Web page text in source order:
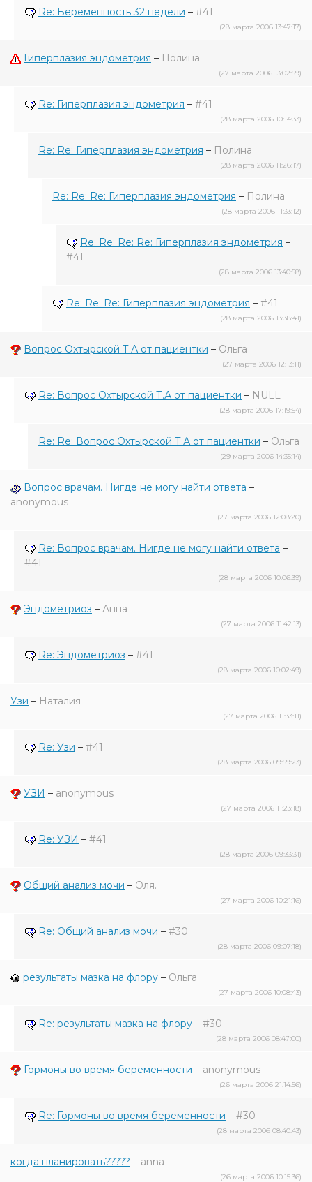
Re: Беременность 32 недели – #41
(28 марта 2006 13:47:17)
Гиперплазия эндометрия – Полина
(27 марта 2006 13:02:59)
Re: Гиперплазия эндометрия – #41
(28 марта 2006 10:14:33)
Re: Re: Гиперплазия эндометрия – Полина
(28 марта 2006 11:26:17)
Re: Re: Re: Гиперплазия эндометрия – Полина
(28 марта 2006 11:33:12)
Re: Re: Re: Re: Гиперплазия эндометрия –
#41
(28 марта 2006 13:40:58)
Re: Re: Re: Гиперплазия эндометрия – #41
(28 марта 2006 13:38:41)
Вопрос Охтырской Т.А от пациентки – Ольга
(27 марта 2006 12:13:11)
Re: Вопрос Охтырской Т.А от пациентки – NULL
(28 марта 2006 17:19:54)
Re: Re: Вопрос Охтырской Т.А от пациентки – Ольга
(29 марта 2006 14:35:14)
Вопрос врачам. Нигде не могу найти ответа –
anonymous
(27 марта 2006 12:08:20)
Re: Вопрос врачам. Нигде не могу найти ответа –
#41
(28 марта 2006 10:06:39)
Эндометриоз – Анна
(27 марта 2006 11:42:13)
Re: Эндометриоз – #41
(28 марта 2006 10:02:49)
Узи – Наталия
(27 марта 2006 11:33:11)
Re: Узи – #41
(28 марта 2006 09:59:23)
УЗИ – anonymous
(27 марта 2006 11:23:18)
Re: УЗИ – #41
(28 марта 2006 09:33:31)
Общий анализ мочи – Оля.
(27 марта 2006 10:21:16)
Re: Общий анализ мочи – #30
(28 марта 2006 09:07:18)
результаты мазка на флору – Ольга
(27 марта 2006 10:08:43)
Re: результаты мазка на флору – #30
(28 марта 2006 08:47:00)
Гормоны во время беременности – anonymous
(26 марта 2006 21:14:56)
Re: Гормоны во время беременности – #30
(28 марта 2006 08:40:43)
когда планировать????? – anna
(26 марта 2006 10:15:36)